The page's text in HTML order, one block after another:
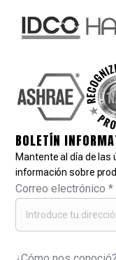
BOLETÍN
Mantente al día de
información sobre
Correo electrónico*